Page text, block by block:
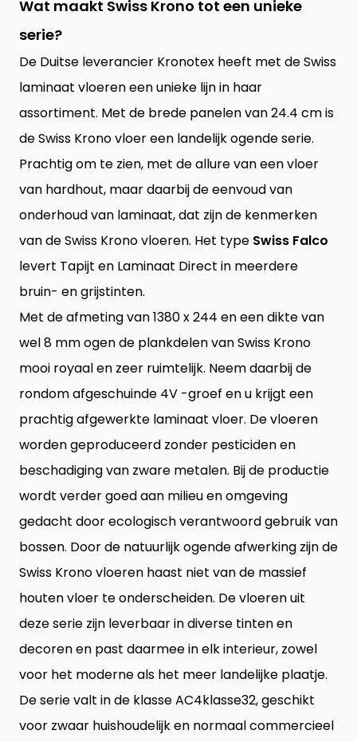
Wat maakt Swiss Krono tot een unieke
serie?
De Duitse leverancier Kronotex heeft met de Swiss
laminaat vloeren een unieke lijn in haar
assortiment. Met de brede panelen van 24.4 cm is
de Swiss Krono vloer een landelijk ogende serie.
Prachtig om te zien, met de allure van een vloer
van hardhout, maar daarbij de eenvoud van
onderhoud van laminaat, dat zijn de kenmerken
van de Swiss Krono vloeren. Het type Swiss Falco
levert Tapijt en Laminaat Direct in meerdere
bruin- en grijstinten.
Met de afmeting van 1380 x 244 en een dikte van
wel 8 mm ogen de plankdelen van Swiss Krono
mooi royaal en zeer ruimtelijk. Neem daarbij de
rondom afgeschuinde 4V -groef en u krijgt een
prachtig afgewerkte laminaat vloer. De vloeren
worden geproduceerd zonder pesticiden en
beschadiging van zware metalen. Bij de productie
wordt verder goed aan milieu en omgeving
gedacht door ecologisch verantwoord gebruik van
bossen. Door de natuurlijk ogende afwerking zijn de
Swiss Krono vloeren haast niet van de massief
houten vloer te onderscheiden. De vloeren uit
deze serie zijn leverbaar in diverse tinten en
decoren en past daarmee in elk interieur, zowel
voor het moderne als het meer landelijke plaatje.
De serie valt in de klasse AC4klasse32, geschikt
voor zwaar huishoudelijk en normaal commercieel